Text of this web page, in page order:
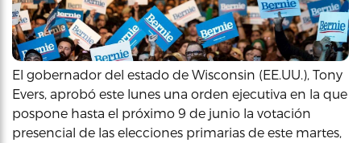
El gobernador del estado de Wisconsin (EE.UU.), Tony
Evers, aprobó este lunes una orden ejecutiva en la que
pospone hasta el próximo 9 de junio la votación
presencial de las elecciones primarias de este martes,